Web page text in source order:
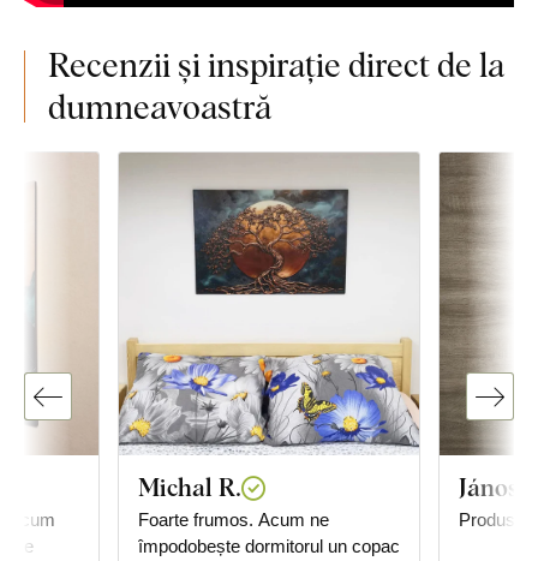
Recenzii și inspirație direct de la
dumneavoastră
cum
Michal R.
Foarte frumos. Acum ne
împodobește dormitorul un copac
János
Produs